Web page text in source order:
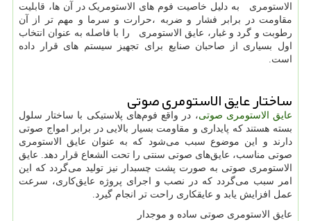
الاستومری به دلیل خاصیت فوم های الاستومریک در آن ها، قابلیت
مقاومت در برابر فشار و ضربه ،حرارت و سرما و مهم تر از آن
رطوبت و گرد و غبار، عایق الاستومری را با فاصله به عنوان انتخاب
اول بسیاری از صاحبان صنایع برای تجهیز سیستم های قرار داده
است.
ساختار عایق الاستومری صوتی
عایق‌ الاستومری صوتی، در واقع فوم‌های پلاستیکی با ساختار سلول
بسته هستند که پایداری و مقاومت بسیار بالایی در برابر امواج صوتی
دارند و این موضوع سبب می‌شود که به عنوان عایق الاستومری
صوتی مناسب، عایق‌های صوتی سنتی را تحت الشعاع قرار دهد. عایق
الاستومری صوتی به صورت پشت چسبدار نیز تولید می‌گردد که این
امر سبب می‌گردد که در نصب و اجرای پروژه عایق‌کاری، سرعت
عمل افزایش یابد و عایقکاری راحت تر انجام گیرد.
عایق الاستومری صوتی ساده و موجدار